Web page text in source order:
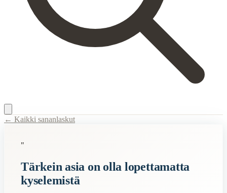
Related Topics
asia
← Kaikki sananlaskut
"
Tärkein asia on olla lopettamatta
kyselemistä